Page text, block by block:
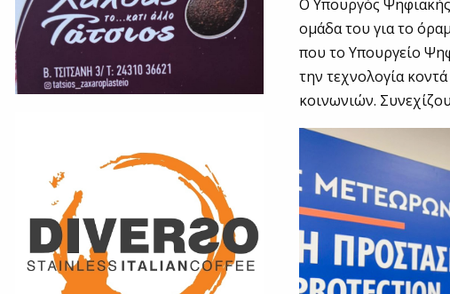
Ο Υπουργός
ομάδα του για το
που το Υπουργείο
την τεχνολογία
κοινωνιών.